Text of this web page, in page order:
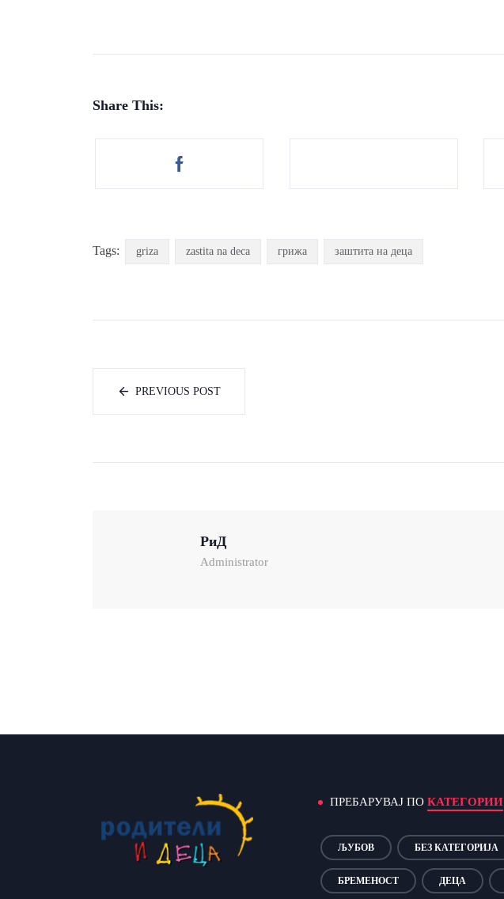
Share This:
Tags: griza zastita na deca грижа заштита на деца
PREVIOUS POST
РиД
Administrator
ПРЕБАРУВАЈ ПО КАТЕГОРИИ
ЉУБОВ БЕЗ КАТЕГОРИЈА
БРЕМЕНОСТ ДЕЦА